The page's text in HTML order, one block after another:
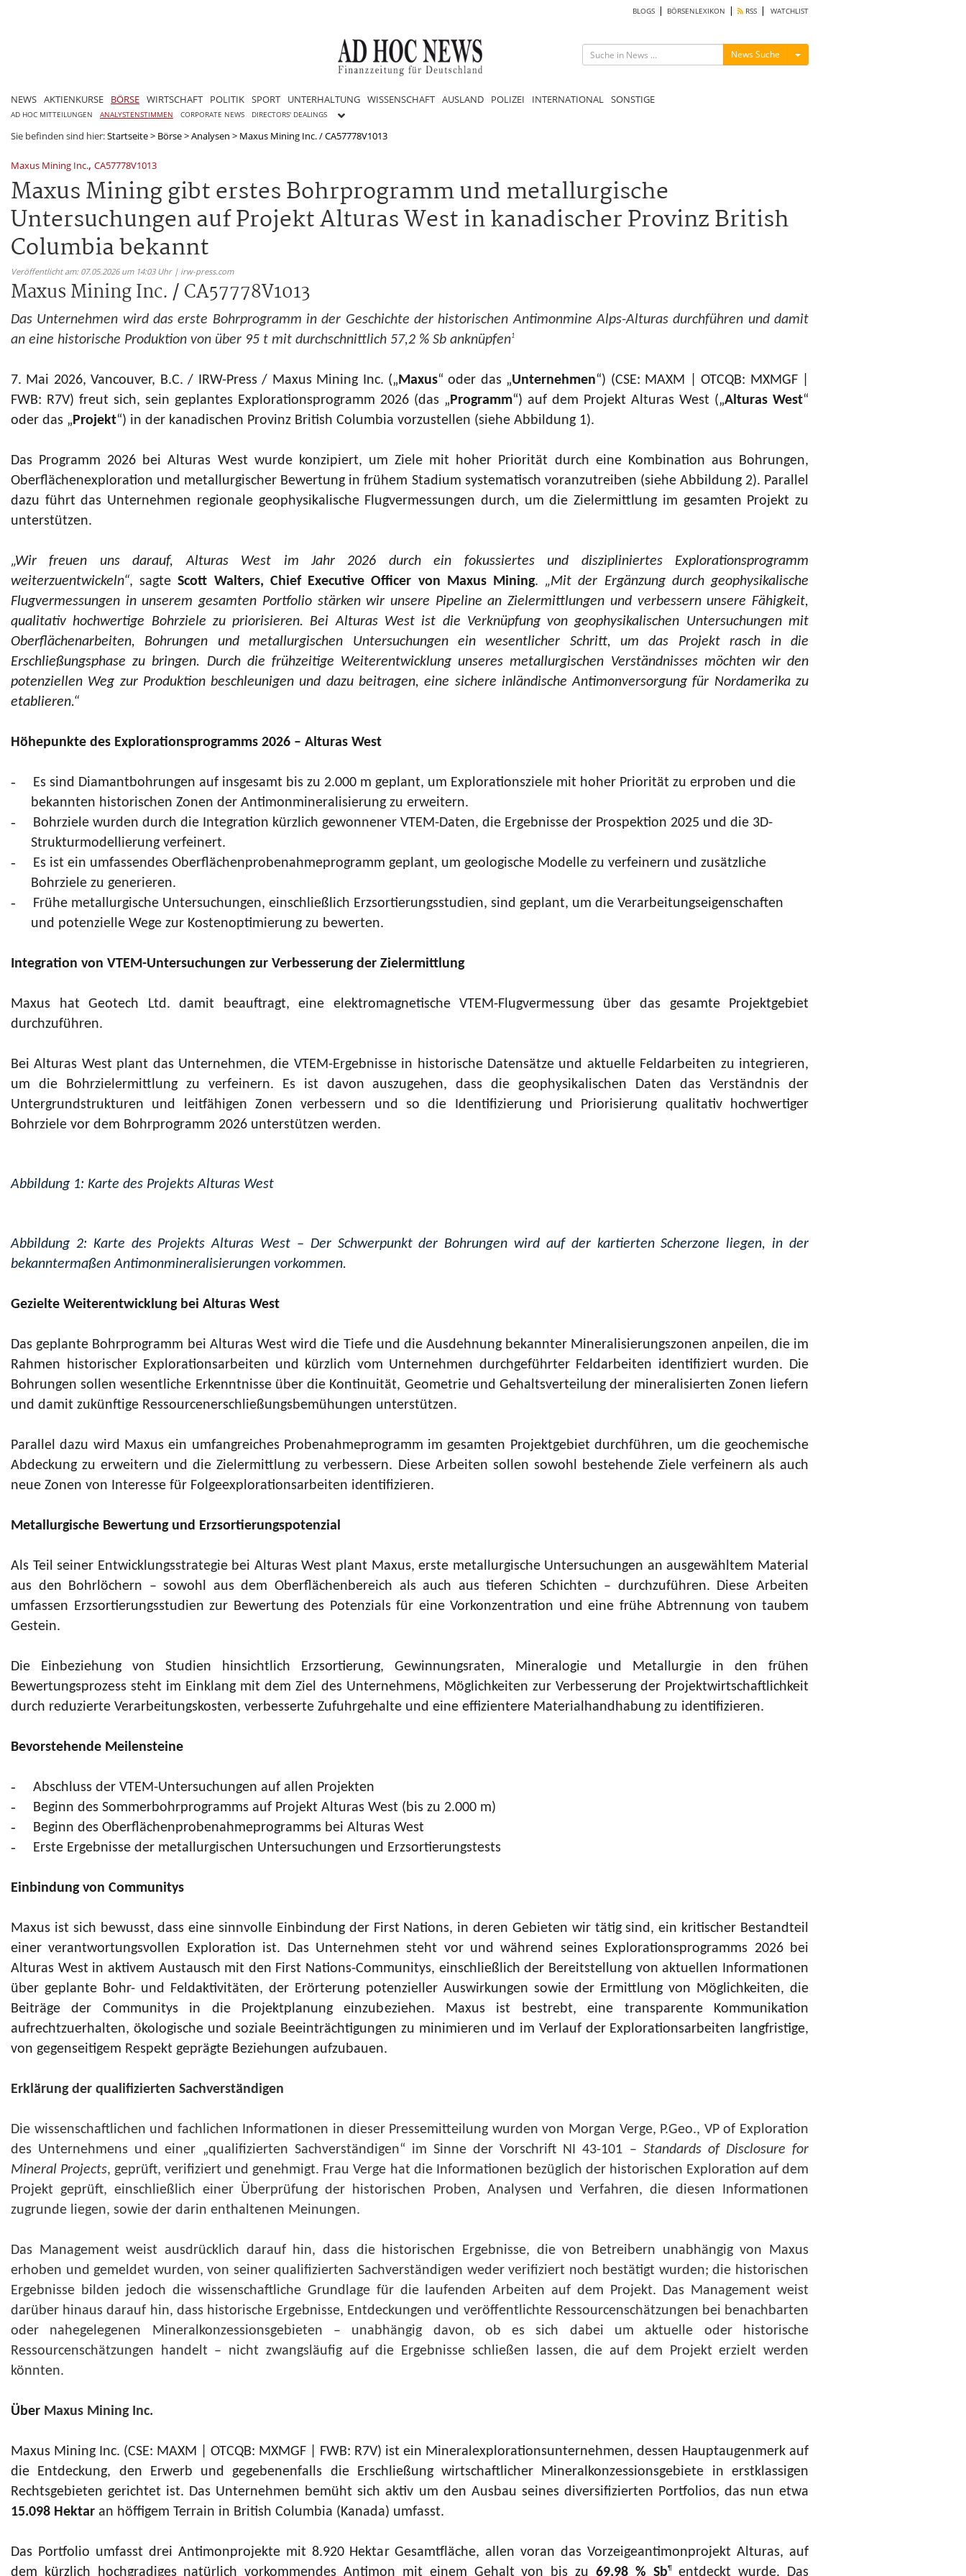
BLOGS BÖRSENLEXIKON RSS WATCHLIST
News Suche Menü ein-/ausblenden
NEWS AKTIENKURSE BÖRSE WIRTSCHAFT POLITIK SPORT UNTERHALTUNG WISSENSCHAFT AUSLAND POLIZEI INTERNATIONAL SONSTIGE
AD HOC MITTEILUNGEN ANALYSTENSTIMMEN CORPORATE NEWS DIRECTORS' DEALINGS
Sie befinden sind hier:Startseite> Börse>Analysen > Maxus Mining Inc. / CA57778V1013
Maxus Mining Inc., CA57778V1013
Maxus Mining gibt erstes Bohrprogramm und metallurgische
Untersuchungen auf Projekt Alturas West in kanadischer Provinz British
Columbia bekannt
Veröffentlicht am: 07.05.2026 um 14:03 Uhr | irw-press.com
Maxus Mining Inc. / CA57778V1013
Das Unternehmen wird das erste Bohrprogramm in der Geschichte der historischen Antimonmine Alps-Alturas durchführen und damit
an eine historische Produktion von über 95 t mit durchschnittlich 57,2 % Sb anknüpfen1
7. Mai 2026, Vancouver, B.C. / IRW-Press / Maxus Mining Inc. („ Maxus“ oder das „Unternehmen“) (CSE: MAXM | OTCQB: MXMGF |
FWB: R7V) freut sich, sein geplantes Explorationsprogramm 2026 (das „ Programm“) auf dem Projekt Alturas West („Alturas West“
oder das „ Projekt“) in der kanadischen Provinz British Columbia vorzustellen (siehe Abbildung 1).
Das Programm 2026 bei Alturas West wurde konzipiert, um Ziele mit hoher Priorität durch eine Kombination aus Bohrungen,
Oberflächenexploration und metallurgischer Bewertung in frühem Stadium systematisch voranzutreiben (siehe Abbildung 2). Parallel
dazu führt das Unternehmen regionale geophysikalische Flugvermessungen durch, um die Zielermittlung im gesamten Projekt zu
unterstützen.
„Wir freuen uns darauf, Alturas West im Jahr 2026 durch ein fokussiertes und diszipliniertes Explorationsprogramm
weiterzuentwickeln“, sagteScott Walters, Chief Executive Officer von Maxus Mining. „Mit der Ergänzung durch geophysikalische
Flugvermessungen in unserem gesamten Portfolio stärken wir unsere Pipeline an Zielermittlungen und verbessern unsere Fähigkeit,
qualitativ hochwertige Bohrziele zu priorisieren. Bei Alturas West ist die Verknüpfung von geophysikalischen Untersuchungen mit
Oberflächenarbeiten, Bohrungen und metallurgischen Untersuchungen ein wesentlicher Schritt, um das Projekt rasch in die
Erschließungsphase zu bringen. Durch die frühzeitige Weiterentwicklung unseres metallurgischen Verständnisses möchten wir den
potenziellen Weg zur Produktion beschleunigen und dazu beitragen, eine sichere inländische Antimonversorgung für Nordamerika zu
etablieren.“
Höhepunkte des Explorationsprogramms 2026 – Alturas West
-
Es sind Diamantbohrungen auf insgesamt bis zu 2.000 m geplant, um Explorationsziele mit hoher Priorität zu erproben und die
bekannten historischen Zonen der Antimonmineralisierung zu erweitern.
-
Bohrziele wurden durch die Integration kürzlich gewonnener VTEM-Daten, die Ergebnisse der Prospektion 2025 und die 3D-
Strukturmodellierung verfeinert.
-
Es ist ein umfassendes Oberflächenprobenahmeprogramm geplant, um geologische Modelle zu verfeinern und zusätzliche
Bohrziele zu generieren.
-
Frühe metallurgische Untersuchungen, einschließlich Erzsortierungsstudien, sind geplant, um die Verarbeitungseigenschaften
und potenzielle Wege zur Kostenoptimierung zu bewerten.
Integration von VTEM-Untersuchungen zur Verbesserung der Zielermittlung
Maxus hat Geotech Ltd. damit beauftragt, eine elektromagnetische VTEM-Flugvermessung über das gesamte Projektgebiet
durchzuführen.
Bei Alturas West plant das Unternehmen, die VTEM-Ergebnisse in historische Datensätze und aktuelle Feldarbeiten zu integrieren,
um die Bohrzielermittlung zu verfeinern. Es ist davon auszugehen, dass die geophysikalischen Daten das Verständnis der
Untergrundstrukturen und leitfähigen Zonen verbessern und so die Identifizierung und Priorisierung qualitativ hochwertiger
Bohrziele vor dem Bohrprogramm 2026 unterstützen werden.
Abbildung 1: Karte des Projekts Alturas West
Abbildung 2: Karte des Projekts Alturas West – Der Schwerpunkt der Bohrungen wird auf der kartierten Scherzone liegen, in der
bekanntermaßen Antimonmineralisierungen vorkommen.
Gezielte Weiterentwicklung bei Alturas West
Das geplante Bohrprogramm bei Alturas West wird die Tiefe und die Ausdehnung bekannter Mineralisierungszonen anpeilen, die im
Rahmen historischer Explorationsarbeiten und kürzlich vom Unternehmen durchgeführter Feldarbeiten identifiziert wurden. Die
Bohrungen sollen wesentliche Erkenntnisse über die Kontinuität, Geometrie und Gehaltsverteilung der mineralisierten Zonen liefern
und damit zukünftige Ressourcenerschließungsbemühungen unterstützen.
Parallel dazu wird Maxus ein umfangreiches Probenahmeprogramm im gesamten Projektgebiet durchführen, um die geochemische
Abdeckung zu erweitern und die Zielermittlung zu verbessern. Diese Arbeiten sollen sowohl bestehende Ziele verfeinern als auch
neue Zonen von Interesse für Folgeexplorationsarbeiten identifizieren.
Metallurgische Bewertung und Erzsortierungspotenzial
Als Teil seiner Entwicklungsstrategie bei Alturas West plant Maxus, erste metallurgische Untersuchungen an ausgewähltem Material
aus den Bohrlöchern – sowohl aus dem Oberflächenbereich als auch aus tieferen Schichten – durchzuführen. Diese Arbeiten
umfassen Erzsortierungsstudien zur Bewertung des Potenzials für eine Vorkonzentration und eine frühe Abtrennung von taubem
Gestein.
Die Einbeziehung von Studien hinsichtlich Erzsortierung, Gewinnungsraten, Mineralogie und Metallurgie in den frühen
Bewertungsprozess steht im Einklang mit dem Ziel des Unternehmens, Möglichkeiten zur Verbesserung der Projektwirtschaftlichkeit
durch reduzierte Verarbeitungskosten, verbesserte Zufuhrgehalte und eine effizientere Materialhandhabung zu identifizieren.
Bevorstehende Meilensteine
- Abschluss der VTEM-Untersuchungen auf allen Projekten
- Beginn des Sommerbohrprogramms auf Projekt Alturas West (bis zu 2.000 m)
- Beginn des Oberflächenprobenahmeprogramms bei Alturas West
- Erste Ergebnisse der metallurgischen Untersuchungen und Erzsortierungstests
Einbindung von Communitys
Maxus ist sich bewusst, dass eine sinnvolle Einbindung der First Nations, in deren Gebieten wir tätig sind, ein kritischer Bestandteil
einer verantwortungsvollen Exploration ist. Das Unternehmen steht vor und während seines Explorationsprogramms 2026 bei
Alturas West in aktivem Austausch mit den First Nations-Communitys, einschließlich der Bereitstellung von aktuellen Informationen
über geplante Bohr- und Feldaktivitäten, der Erörterung potenzieller Auswirkungen sowie der Ermittlung von Möglichkeiten, die
Beiträge der Communitys in die Projektplanung einzubeziehen. Maxus ist bestrebt, eine transparente Kommunikation
aufrechtzuerhalten, ökologische und soziale Beeinträchtigungen zu minimieren und im Verlauf der Explorationsarbeiten langfristige,
von gegenseitigem Respekt geprägte Beziehungen aufzubauen.
Erklärung der qualifizierten Sachverständigen
Die wissenschaftlichen und fachlichen Informationen in dieser Pressemitteilung wurden von Morgan Verge, P.Geo., VP of Exploration
des Unternehmens und einer „qualifizierten Sachverständigen“ im Sinne der Vorschrift NI 43-101 – Standards of Disclosure for
Mineral Projects, geprüft, verifiziert und genehmigt. Frau Verge hat die Informationen bezüglich der historischen Exploration auf dem
Projekt geprüft, einschließlich einer Überprüfung der historischen Proben, Analysen und Verfahren, die diesen Informationen
zugrunde liegen, sowie der darin enthaltenen Meinungen.
Das Management weist ausdrücklich darauf hin, dass die historischen Ergebnisse, die von Betreibern unabhängig von Maxus
erhoben und gemeldet wurden, von seiner qualifizierten Sachverständigen weder verifiziert noch bestätigt wurden; die historischen
Ergebnisse bilden jedoch die wissenschaftliche Grundlage für die laufenden Arbeiten auf dem Projekt. Das Management weist
darüber hinaus darauf hin, dass historische Ergebnisse, Entdeckungen und veröffentlichte Ressourcenschätzungen bei benachbarten
oder nahegelegenen Mineralkonzessionsgebieten – unabhängig davon, ob es sich dabei um aktuelle oder historische
Ressourcenschätzungen handelt – nicht zwangsläufig auf die Ergebnisse schließen lassen, die auf dem Projekt erzielt werden
könnten.
Über Maxus Mining Inc.
Maxus Mining Inc. (CSE: MAXM | OTCQB: MXMGF | FWB: R7V) ist ein Mineralexplorationsunternehmen, dessen Hauptaugenmerk auf
die Entdeckung, den Erwerb und gegebenenfalls die Erschließung wirtschaftlicher Mineralkonzessionsgebiete in erstklassigen
Rechtsgebieten gerichtet ist. Das Unternehmen bemüht sich aktiv um den Ausbau seines diversifizierten Portfolios, das nun etwa
15.098 Hektar an höffigem Terrain in British Columbia (Kanada) umfasst.
Das Portfolio umfasst drei Antimonprojekte mit 8.920 Hektar Gesamtfläche, allen voran das Vorzeigeantimonprojekt Alturas, auf
dem kürzlich hochgradiges natürlich vorkommendes Antimon mit einem Gehalt von bis zu 69,98 % Sb¶ entdeckt wurde. Das